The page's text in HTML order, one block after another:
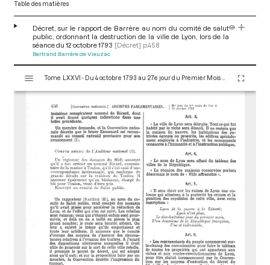
Table des matières
Décret, sur le rapport de Barrère au nom du comité de salut
public, ordonnant la destruction de la ville de Lyon, lors de la
séance du 12 octobre 1793 [Décret] p.458
Bertrand Barrère de Vieuzac
s